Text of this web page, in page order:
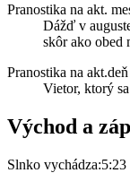
Pranostika na akt.
Dážď v
skôr ako obed
Pranostika na akt.deň
Vietor, ktorý
Východ a
Slnko vychádza:5:23